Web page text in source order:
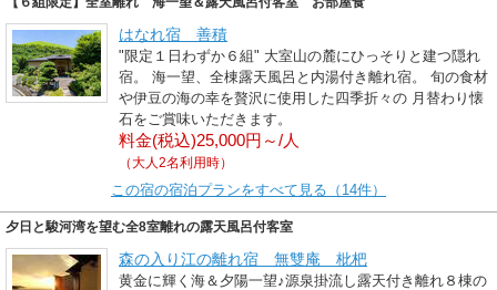
はなれ宿 善積
"限定１日わずか６組" 大室山の麓にひっそりと建つ隠れ
宿。 海一望、全棟露天風呂と内湯付き離れ宿。 旬の食材
や伊豆の海の幸を贅沢に使用した四季折々の 月替わり懐
石をご賞味いただきます。
料金(税込)25,000円～/人
（大人2名利用時）
この宿の宿泊プランをすべて見る（14件）
夕日と駿河湾を望む全8室離れの露天風呂付客室
森の入り江の離れ宿 無雙庵 枇杷
黄金に輝く海＆夕陽一望♪源泉掛流し露天付き離れ８棟の